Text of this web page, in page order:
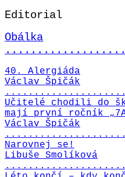
Editorial
Obálka
40. Alergiáda
Václav Špičák
Učitelé chodili do
mají první ročník
Václav Špičák
Narovnej se!
Libuše Smolíková